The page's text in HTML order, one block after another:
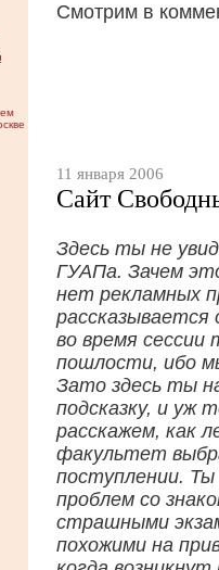
Смотрим в
11 января 2006
Сайт
Здесь ты не
ГУАПа. Зачем
нет рекламных
рассказывается
во время
пошлости, ибо
Зато здесь ты
подсказку, и уж
расскажем, как
факультет
поступлении.
проблем со
страшными
похожими на